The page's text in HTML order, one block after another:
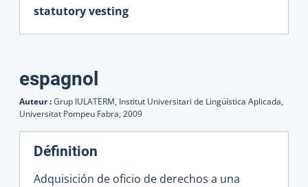
statutory vesting
espagnol
Auteur :Grup IULATERM, Institut Universitari de Lingüística Aplicada,
Universitat Pompeu Fabra, 2009
Définition
Adquisición de oficio de derechos a una